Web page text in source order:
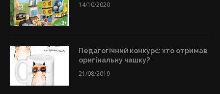
14/10/2020
Педагогічний конкурс: хто отримав
оригінальну чашку?
21/08/2019